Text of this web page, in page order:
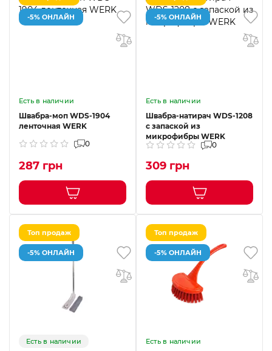
-5% ОНЛАЙН
Есть в наличии
Швабра-моп WDS-1904
ленточная WERK
0
287 грн
-5% ОНЛАЙН
Есть в наличии
Швабра-натирач WDS-1208
с запаской из
микрофибры WERK
0
309 грн
Топ продаж
-5% ОНЛАЙН
Есть в наличии
Топ продаж
-5% ОНЛАЙН
Есть в наличии